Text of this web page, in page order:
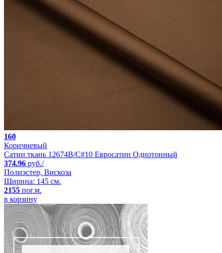
160
Коричневый
Сатин ткань 12674B/C#10 Евросатин Однотонный
374.96 руб./
Полиэстер, Вискоза
Ширина: 145 см.
2155 пог.м.
в корзину